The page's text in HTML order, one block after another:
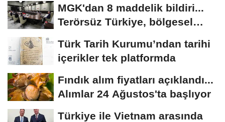
MGK'dan 8 maddelik bildiri...
Terörsüz Türkiye, bölgesel
Türk Tarih Kurumu’ndan tarihi
içerikler tek platformda
Fındık alım fiyatları açıklandı...
Alımlar 24 Ağustos'ta başlıyor
Türkiye ile Vietnam arasında